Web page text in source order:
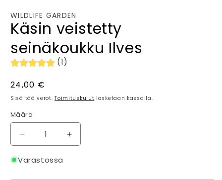
WILDLIFE GARDEN
Käsin veistetty
seinäkoukku Ilves
(1)
Normaalihinta
24,00 €
Sisältää verot.Toimituskulut lasketaan kassalla.
Määrä
Määrä
Vähennä
tuotteen
Käsin
Lisää
tuotteen
Varastossa